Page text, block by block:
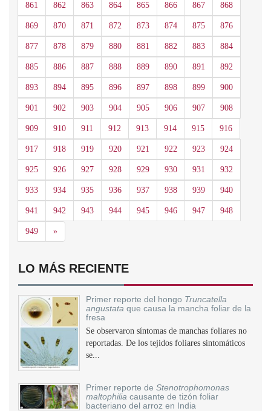
861 862 863 864 865 866 867 868
869 870 871 872 873 874 875 876
877 878 879 880 881 882 883 884
885 886 887 888 889 890 891 892
893 894 895 896 897 898 899 900
901 902 903 904 905 906 907 908
909 910 911 912 913 914 915 916
917 918 919 920 921 922 923 924
925 926 927 928 929 930 931 932
933 934 935 936 937 938 939 940
941 942 943 944 945 946 947 948
949 »Siguiente
LO MÁS RECIENTE
Primer reporte del hongo Truncatella
angustata que causa la mancha foliar de la
fresa
Se observaron síntomas de manchas foliares no
reportadas. De los tejidos foliares sintomáticos
se...
Primer reporte de Stenotrophomonas
maltophilia causante de tizón foliar
bacteriano del arroz en India